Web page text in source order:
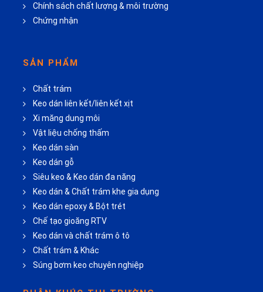
Chính sách chất lượng & môi trường
Chứng nhận
SẢN PHẨM
Chất trám
Keo dán liên kết/liên kết xịt
Xi măng dung môi
Vật liệu chống thấm
Keo dán sàn
Keo dán gỗ
Siêu keo & Keo dán đa năng
Keo dán & Chất trám khe gia dụng
Keo dán epoxy & Bột trét
Chế tạo gioăng RTV
Keo dán và chất trám ô tô
Chất trám & Khác
Súng bơm keo chuyên nghiệp